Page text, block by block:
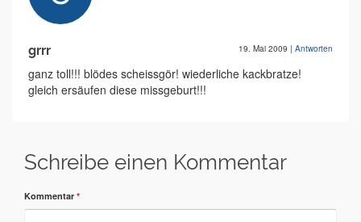
grrr 19. Mai 2009 | Antworten
ganz toll!!! blödes scheissgör! wiederliche kackbratze!
gleich ersäufen diese missgeburt!!!
Schreibe einen Kommentar
Kommentar *